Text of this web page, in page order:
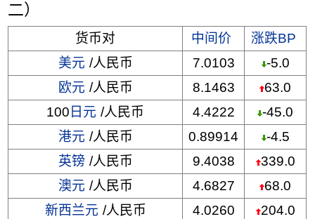
二）
货币对 中间价
涨跌BP
美元 /人民币 7.0103
-5.0
欧元 /人民币 8.1463
63.0
100 日元 /人民币 4.4222
-45.0
港元 /人民币 0.89914
-4.5
英镑 /人民币 9.4038
339.0
澳元 /人民币 4.6827
68.0
新西兰元 /人民币 4.0260
204.0